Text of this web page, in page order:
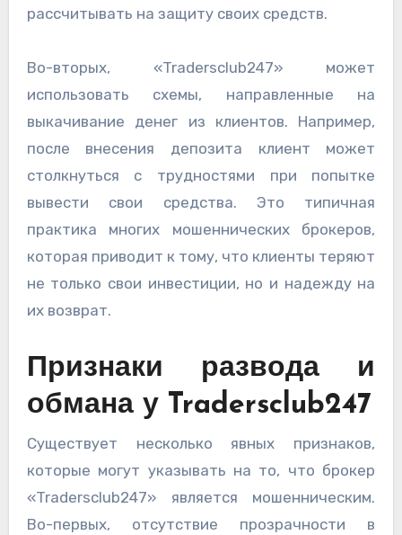
рассчитывать на защиту своих средств.
Во-вторых, «Tradersclub247» может
использовать схемы, направленные на
выкачивание денег из клиентов. Например,
после внесения депозита клиент может
столкнуться с трудностями при попытке
вывести свои средства. Это типичная
практика многих мошеннических брокеров,
которая приводит к тому, что клиенты теряют
не только свои инвестиции, но и надежду на
их возврат.
Признаки развода и
обмана у Tradersclub247
Существует несколько явных признаков,
которые могут указывать на то, что брокер
«Tradersclub247» является мошенническим.
Во-первых, отсутствие прозрачности в